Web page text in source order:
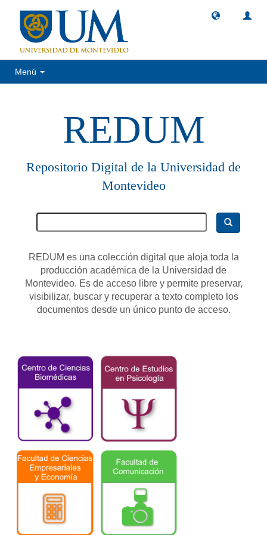
Menú
REDUM
Repositorio Digital de la Universidad de
Montevideo
REDUM es una colección digital que aloja toda la
producción académica de la Universidad de
Montevideo. Es de acceso libre y permite preservar,
visibilizar, buscar y recuperar a texto completo los
documentos desde un único punto de acceso.